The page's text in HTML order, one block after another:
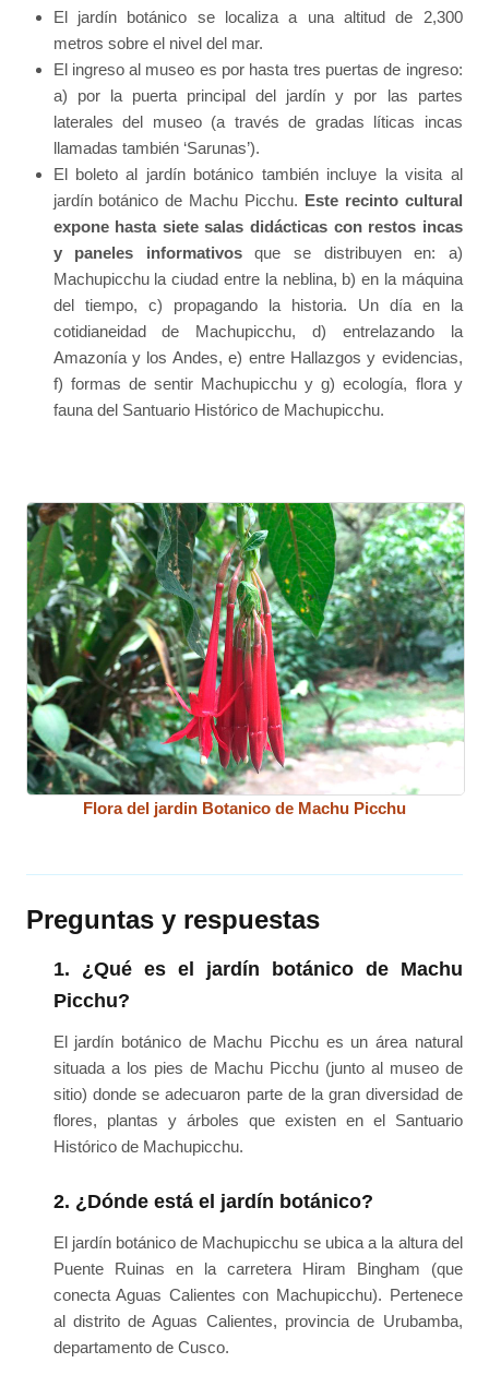
El jardín botánico se localiza a una altitud de 2,300
metros sobre el nivel del mar.
El ingreso al museo es por hasta tres puertas de ingreso:
a) por la puerta principal del jardín y por las partes
laterales del museo (a través de gradas líticas incas
llamadas también ‘Sarunas’).
El boleto al jardín botánico también incluye la visita al
jardín botánico de Machu Picchu. Este recinto cultural
expone hasta siete salas didácticas con restos incas
y paneles informativosque se distribuyen en: a)
Machupicchu la ciudad entre la neblina, b) en la máquina
del tiempo, c) propagando la historia. Un día en la
cotidianeidad de Machupicchu, d) entrelazando la
Amazonía y los Andes, e) entre Hallazgos y evidencias,
f) formas de sentir Machupicchu y g) ecología, flora y
fauna del Santuario Histórico de Machupicchu.
Flora del jardin Botanico de Machu Picchu
Preguntas y respuestas
1. ¿Qué es el jardín botánico de Machu
Picchu?
El jardín botánico de Machu Picchu es un área natural
situada a los pies de Machu Picchu (junto al museo de
sitio) donde se adecuaron parte de la gran diversidad de
flores, plantas y árboles que existen en el Santuario
Histórico de Machupicchu.
2. ¿Dónde está el jardín botánico?
El jardín botánico de Machupicchu se ubica a la altura del
Puente Ruinas en la carretera Hiram Bingham (que
conecta Aguas Calientes con Machupicchu). Pertenece
al distrito de Aguas Calientes, provincia de Urubamba,
departamento de Cusco.